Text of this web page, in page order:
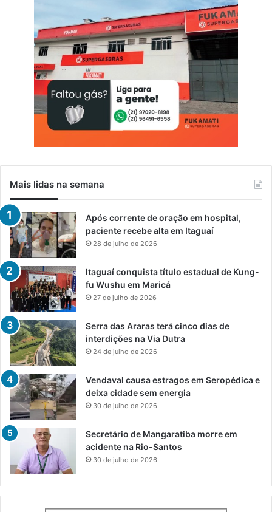
Mais lidas na semana
Após corrente de oração em hospital,
paciente recebe alta em Itaguaí
28 de julho de 2026
Itaguaí conquista título estadual de Kung-
fu Wushu em Maricá
27 de julho de 2026
Serra das Araras terá cinco dias de
interdições na Via Dutra
24 de julho de 2026
Vendaval causa estragos em Seropédica e
deixa cidade sem energia
30 de julho de 2026
Secretário de Mangaratiba morre em
acidente na Rio-Santos
30 de julho de 2026